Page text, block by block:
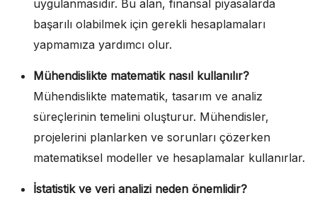
uygulanmasıdır. Bu alan, finansal piyasalarda
başarılı olabilmek için gerekli hesaplamaları
yapmamıza yardımcı olur.
Mühendislikte matematik nasıl kullanılır?
Mühendislikte matematik, tasarım ve analiz
süreçlerinin temelini oluşturur. Mühendisler,
projelerini planlarken ve sorunları çözerken
matematiksel modeller ve hesaplamalar kullanırlar.
İstatistik ve veri analizi neden önemlidir?